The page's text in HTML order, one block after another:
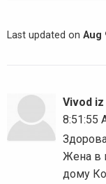
Last updated on Aug
Vivod iz
8:51:55
Жена в
дому